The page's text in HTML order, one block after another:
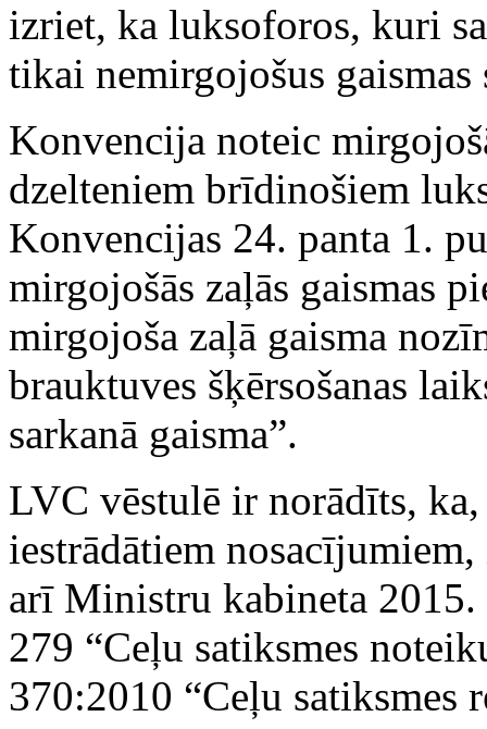
izriet, ka luksoforos, kuri
tikai nemirgojošus gaismas
Konvencija noteic
dzelteniem brīdinošiem
Konvencijas 24. panta 1.
mirgojošās zaļās gaismas
mirgojoša zaļā gaisma
brauktuves šķērsošanas
sarkanā gaisma”.
LVC vēstulē ir norādīts,
iestrādātiem
arī Ministru kabineta
279 “Ceļu satiksmes
370:2010 “Ceļu satiksmes